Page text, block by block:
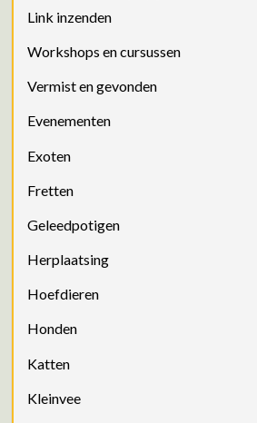
Link inzenden
Workshops en cursussen
Vermist en gevonden
Evenementen
Exoten
Fretten
Geleedpotigen
Herplaatsing
Hoefdieren
Honden
Katten
Kleinvee